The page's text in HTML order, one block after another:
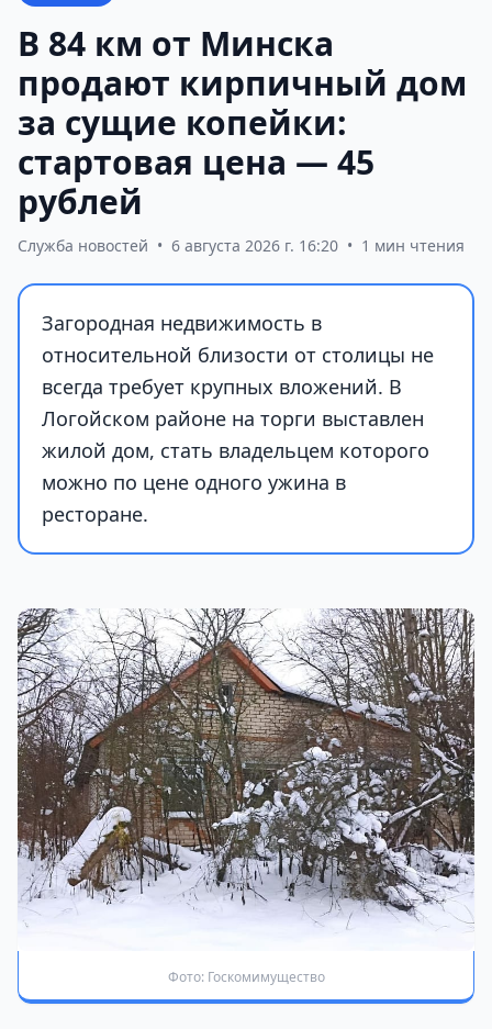
В 84 км от Минска
продают кирпичный дом
за сущие копейки:
стартовая цена — 45
рублей
Служба новостей • 6 августа 2026 г. 16:20 • 1 мин чтения
Загородная недвижимость в
относительной близости от столицы не
всегда требует крупных вложений. В
Логойском районе на торги выставлен
жилой дом, стать владельцем которого
можно по цене одного ужина в
ресторане.
Фото: Госкомимущество